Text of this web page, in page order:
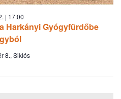
Harkányi Gyógyfürdőbe
| 17:00
8., Siklós